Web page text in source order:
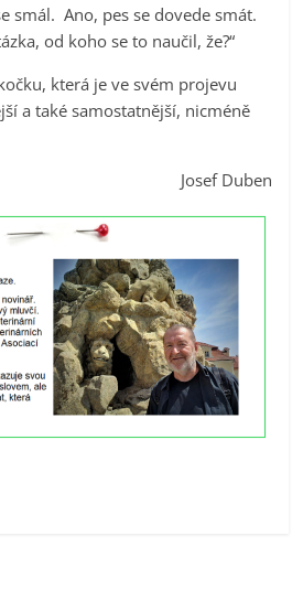
smál. Ano, pes se dovede smát.
od koho se to naučil, že?“
která je ve svém projevu
a také samostatnější, nicméně
Josef Duben